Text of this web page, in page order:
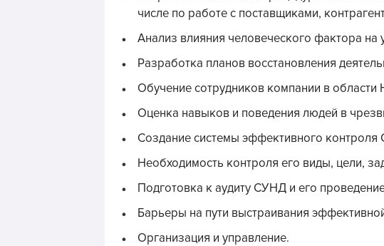
числе по работе с поставщиками,
Анализ влияния человеческого фактора на
Разработка планов восстановления
Обучение сотрудников компании в области
Оценка навыков и поведения людей в
Создание системы эффективного
Необходимость контроля его виды, цели,
Подготовка к аудиту СУНД и его
Барьеры на пути выстраивания
Организация и управление.